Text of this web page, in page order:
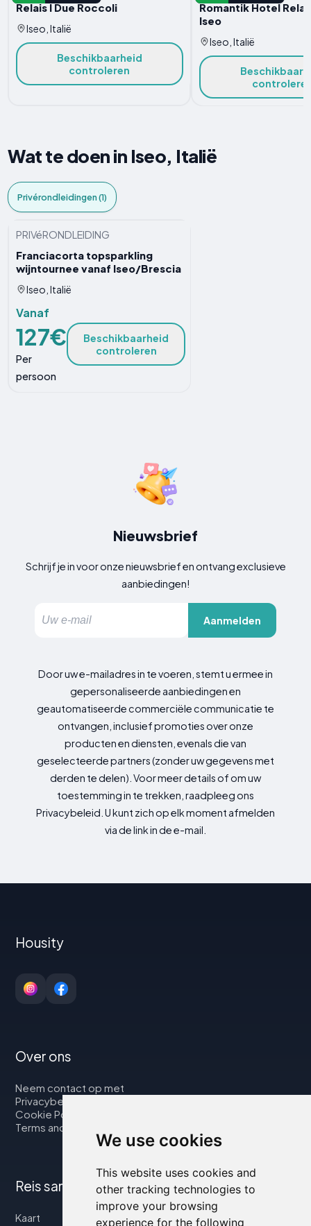
We use cookies
This website uses cookies and
other tracking technologies to
improve your browsing
experience for the following
Relais I Due Roccoli
Iseo, Italië
Beschikbaarheid
controleren
Romantik Hotel
Iseo
Iseo, Italië
Wat te doen in Iseo, Italië
Privérondleidingen (1)
PRIVéRONDLEIDING
Franciacorta topsparkling
wijntournee vanaf Iseo/Brescia
Iseo, Italië
Vanaf
127€
Per
persoon
Beschikbaarheid
controleren
Nieuwsbrief
Schrijf je in voor onze nieuwsbrief en ontvang exclusieve
aanbiedingen!
Aanmelden
Door uw e-mailadres in te voeren, stemt u ermee in
gepersonaliseerde aanbiedingen en
geautomatiseerde commerciële communicatie te
ontvangen, inclusief promoties over onze
producten en diensten, evenals die van
geselecteerde partners (zonder uw gegevens met
derden te delen). Voor meer details of om uw
toestemming in te trekken, raadpleeg ons
Privacybeleid. U kunt zich op elk moment afmelden
via de link in de e-mail.
Housity
Over ons
Neem contact op met
Privacybeleid
Cookie Policy
Terms and Conditions
Reis samen met ons
Kaart